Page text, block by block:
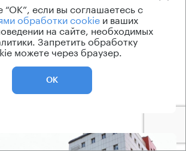
Получить презентацию
если вы соглашаетесь с
обработки cookieи ваших
на сайте, необходимых
Запретить обработку
можете через браузер.
ОК